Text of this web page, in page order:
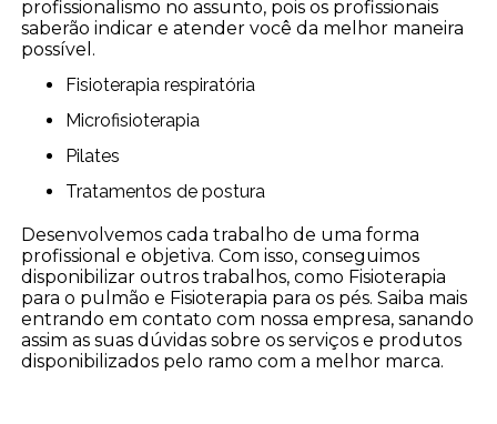
profissionalismo no assunto, pois os profissionais
saberão indicar e atender você da melhor maneira
possível.
Fisioterapia respiratória
Microfisioterapia
Pilates
Tratamentos de postura
Desenvolvemos cada trabalho de uma forma
profissional e objetiva. Com isso, conseguimos
disponibilizar outros trabalhos, como Fisioterapia
para o pulmão e Fisioterapia para os pés. Saiba mais
entrando em contato com nossa empresa, sanando
assim as suas dúvidas sobre os serviços e produtos
disponibilizados pelo ramo com a melhor marca.